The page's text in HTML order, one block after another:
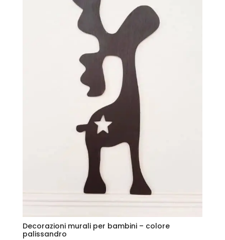
Decorazioni murali per bambini – colore
palissandro